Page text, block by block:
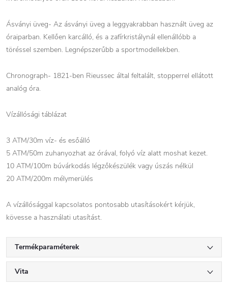
Ásványi üveg- Az ásványi üveg a leggyakrabban használt üveg az
óraiparban. Kellően karcálló, és a zafírkristálynál ellenállóbb a
töréssel szemben. Legnépszerűbb a sportmodellekben.
Chronograph- 1821-ben Rieussec által feltalált, stopperrel ellátott
analóg óra.
Vízállósági táblázat
3 ATM/30m víz- és esőálló
5 ATM/50m zuhanyozhat az órával, folyó víz alatt moshat kezet.
10 ATM/100m búvárkodás légzőkészülék vagy úszás nélkül
20 ATM/200m mélymerülés
A vízállósággal kapcsolatos pontosabb utasításokért kérjük,
kövesse a használati utasítást.
Termékparaméterek
Vita